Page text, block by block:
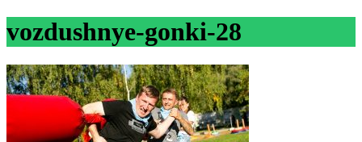
vozdushnye-gonki-28